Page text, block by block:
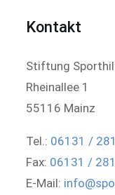
Kontakt
Stiftung
Rheinallee 1
55116 Mainz
Tel.: 06131 /
Fax: 06131 /
E-Mail: